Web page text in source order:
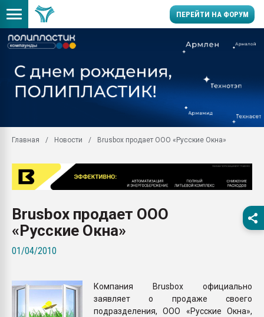
ПЕРЕЙТИ НА ФОРУМ
заводу пластмасс"
Помощь в подборе
Вакуум-формовочные
Подмосковье, Москва
первый план в
бутылок
Главная Новости Brusbox продает ООО «Русские Окна»
Brusbox продает ООО
«Русские Окна»
01/04/2010
Компания Brusbox официально
заявляет о продаже своего
подразделения, ООО «Русские Окна»,